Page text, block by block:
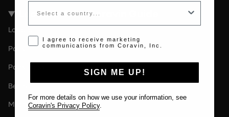
Località della Coravin Guide
Londra
Paris
Paesi Bassi
Berlin
Milano
Country
Opt-in disclaimer
I agree to receive marketing
communications from Coravin, Inc.
SIGN ME UP!
For more details on how we use your information, see
Coravin's Privacy Policy.